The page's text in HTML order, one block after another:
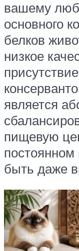
вашему
основного
белков
низкое
является
пищевую
постоянном
быть даже